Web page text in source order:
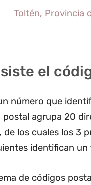
Toltén, Provincia
el
número que
agrupa 20
de los cuales los 3
identifican
de códigos